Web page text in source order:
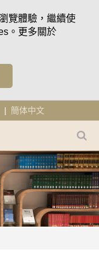
覽體驗，繼續使
。更多關於
簡体中文